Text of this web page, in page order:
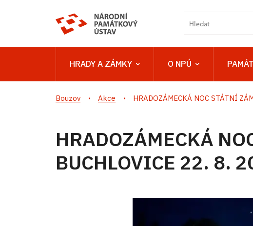
HRADY A ZÁMKY O NPÚ
Bouzov Akce HRADOZÁMECKÁ NOC STÁTNÍ
HRADOZÁMECKÁ
BUCHLOVICE 22. 8.